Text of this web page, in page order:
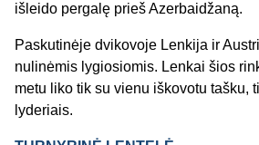
išleido pergalę prieš Azerbaidžaną.
Paskutinėje dvikovoje Lenkija ir
nulinėmis lygiosiomis. Lenkai šios
metu liko tik su vienu iškovotu tašku,
lyderiais.